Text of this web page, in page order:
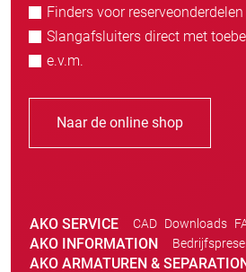
Finders voor
Slangafsluiters direct met
e.v.m.
Naar de online shop
AKO SERVICE CAD Downloads
AKO INFORMATION
AKO ARMATUREN &